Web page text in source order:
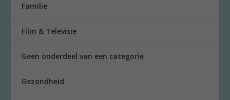
Familie
Film & Televisie
Geen onderdeel van een categorie
Gezondheid